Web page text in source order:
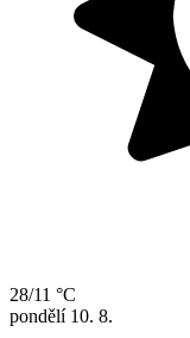
28/11 °C
pondělí 10. 8.